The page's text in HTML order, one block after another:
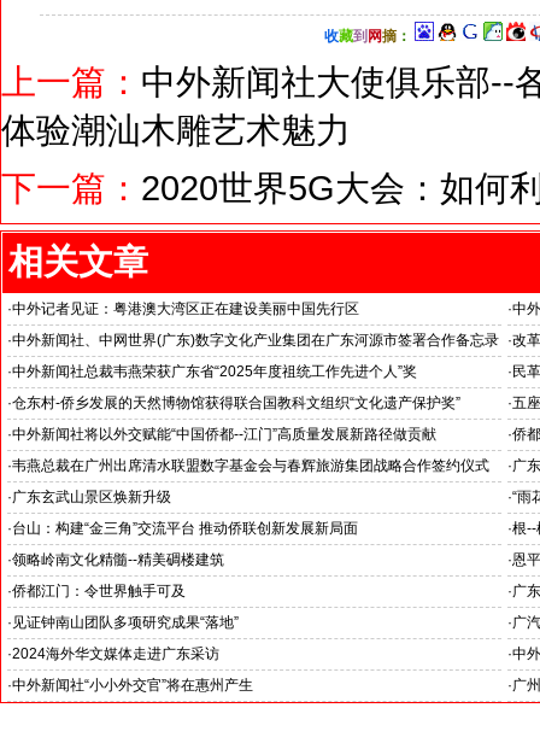
收藏到 网摘：
上一篇： 中外新闻社大使俱乐部--
体验潮汕木雕艺术魅力
下一篇： 2020世界5G大会：如何
相关文章
·中外记者见证：粤港澳大湾区正在建设美丽中国先行区 ·中
·中外新闻社、中网世界(广东)数字文化产业集团在广东河源市签署合作备忘录 ·改
--中
·中外新闻社总裁韦燕荣获广东省“2025年度祖统工作先进个人”奖 · 民
·仓东村-侨乡发展的天然博物馆获得联合国教科文组织“文化遗产保护奖”
--中外新闻社参加海外华文媒体广东江门采访之四
·五
--中
·中外新闻社将以外交赋能“中国侨都--江门”高质量发展新路径做贡献
--中外新闻社参加海外华文媒体广东江门采访之二
·侨
--中
·韦燕总裁在广州出席清水联盟数字基金会与春辉旅游集团战略合作签约仪式 ·广
·广东玄武山景区焕新升级 ·“雨
·台山：构建“金三角”交流平台 推动侨联创新发展新局面 ·根--
·领略岭南文化精髓--精美碉楼建筑 ·恩
·侨都江门：令世界触手可及 ·广
· 见证钟南山团队多项研究成果“落地” ·广
·2024海外华文媒体走进广东采访 ·中
·中外新闻社“小小外交官”将在惠州产生 ·广